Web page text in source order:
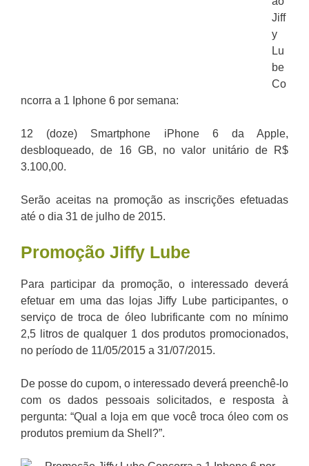
Jiff
y
Lu
be
Co
ncorra a 1 Iphone 6 por semana:
12 (doze) Smartphone iPhone 6 da Apple,
desbloqueado, de 16 GB, no valor unitário de R$
3.100,00.
Serão aceitas na promoção as inscrições efetuadas
até o dia 31 de julho de 2015.
Promoção Jiffy Lube
Para participar da promoção, o interessado deverá
efetuar em uma das lojas Jiffy Lube participantes, o
serviço de troca de óleo lubrificante com no mínimo
2,5 litros de qualquer 1 dos produtos promocionados,
no período de 11/05/2015 a 31/07/2015.
De posse do cupom, o interessado deverá preenchê-lo
com os dados pessoais solicitados, e resposta à
pergunta: “Qual a loja em que você troca óleo com os
produtos premium da Shell?”.